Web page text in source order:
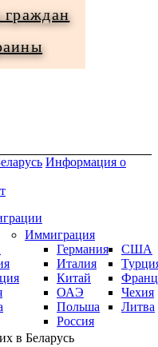
граждан
Информация о
Иммиграция
Германия
Италия
Китай
ОАЭ
Польша
Россия
США
Чехия
Литва
в Беларусь